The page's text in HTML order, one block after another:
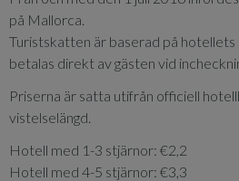
på Mallorca.
Turistskatten är baserad på hotellets
betalas direkt av gästen vid
Priserna är satta utifrån officiell
vistelselängd.
Hotell med 1-3 stjärnor: €2,2
Hotell med 4-5 stjärnor: €3,3